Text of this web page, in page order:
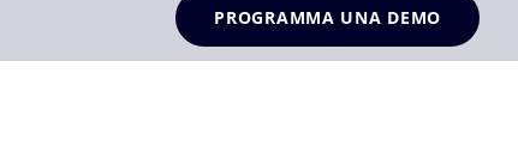
PROGRAMMA UNA DEMO